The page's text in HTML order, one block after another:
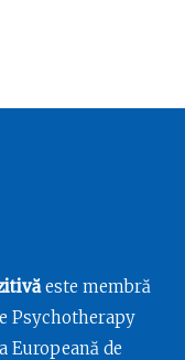
este membră
Psychotherapy
Europeană de